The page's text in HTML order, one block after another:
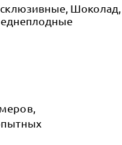
Шоколад,